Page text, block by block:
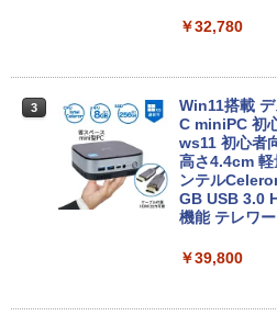
nic Let's
世代Core i7-
SD カメラ 無
パソコン 中
ows10も対応
￥28,589
￥32,780
3
Win11搭載
C miniPC 初
ws11 初心者
高さ4.4cm 軽
ンテル
GB USB 3.0
機能 テレワ
￥39,800